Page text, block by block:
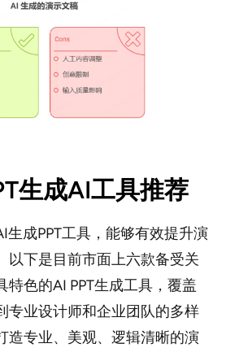
生成AI工具推荐
生成PPT工具，能够有效提升演
以下是目前市面上六款备受关
特色的AI PPT生成工具，覆盖
专业设计师和企业团队的多样
造专业、美观、逻辑清晰的演